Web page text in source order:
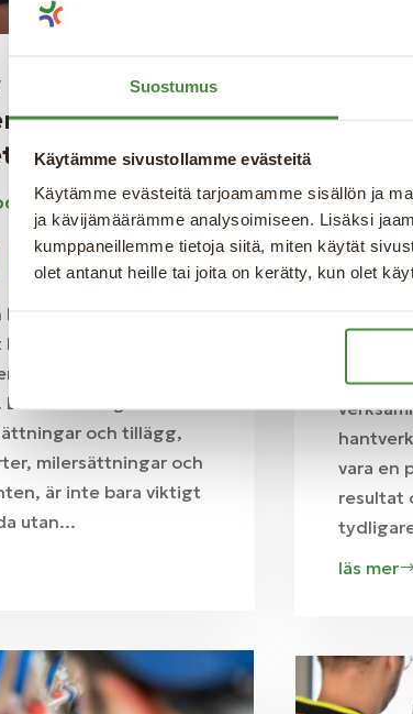
Suostumus
Käytämme sivustollamme evästeitä
Käytämme evästeitä tarjoamamme sisällön ja
ja kävijämäärämme analysoimiseen. Lisäksi
kumppaneillemme tietoja siitä, miten käytät
olet antanut heille tai joita on kerätty, kun olet
noggranna
för
är
ett korrekt och
för att hantera
som
och tillägg,
milersättningar och
är inte bara viktigt
utan...
29.10.2024
Easoft
vara en
resultat
läs mer